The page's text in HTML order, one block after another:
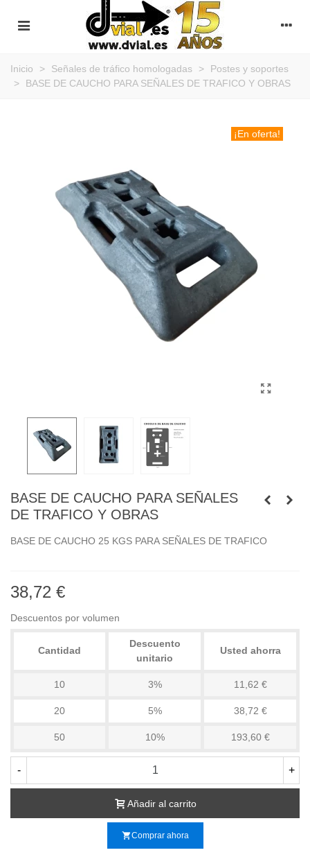
Inicio > Señales de tráfico homologadas >
Postes y soportes
>
BASE DE CAUCHO PARA SEÑALES DE TRAFICO Y OBRAS
¡En oferta!
BASE DE CAUCHO PARA SEÑALES
DE TRAFICO Y OBRAS
BASE DE CAUCHO 25 KGS PARA SEÑALES DE TRAFICO
38,72 €
Descuentos por volumen
Cantidad
Descuento
unitario
Usted ahorra
10 3% 11,62 €
20 5% 38,72 €
50 10% 193,60 €
- +
Añadir al carrito
shopping_cartComprar ahora